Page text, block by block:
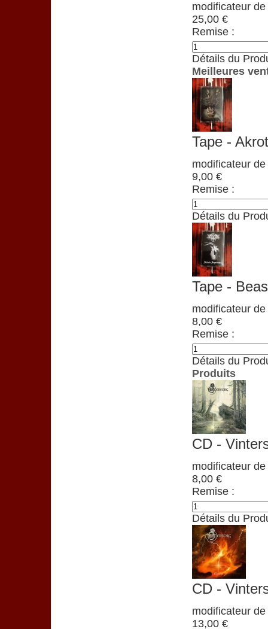
modificateur
25,00 €
Remise :
Détails du
Meilleures
Tape -
modificateur
9,00 €
Remise :
Détails du
Tape -
modificateur
8,00 €
Remise :
Détails du
Produits
CD -
modificateur
8,00 €
Remise :
Détails du
CD -
modificateur
13,00 €